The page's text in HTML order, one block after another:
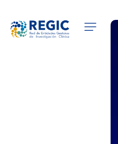
QUIÉNES
GRUPOS DE